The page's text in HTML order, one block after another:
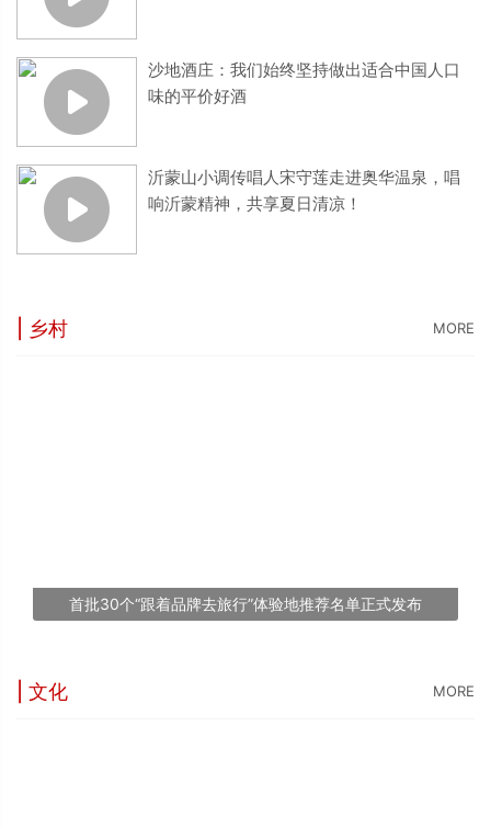
沙地酒庄：我们始终坚持做出适合中国人口
味的平价好酒
沂蒙山小调传唱人宋守莲走进奥华温泉，唱
响沂蒙精神，共享夏日清凉！
| 乡村 MORE
首批30个“跟着品牌去旅行”体验地推荐名单正式发布
| 文化 MORE